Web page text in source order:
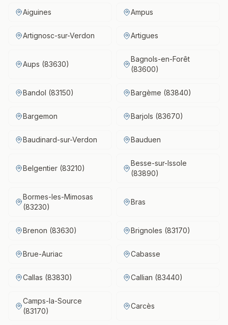
Aiguines Ampus
Artignosc-sur-Verdon Artigues
Aups (83630)
Bagnols-en-Forêt
(83600)
Bandol (83150) Bargème (83840)
Bargemon Barjols (83670)
Baudinard-sur-Verdon Bauduen
Belgentier (83210)
Besse-sur-Issole
(83890)
Bormes-les-Mimosas
(83230)
Bras
Brenon (83630) Brignoles (83170)
Brue-Auriac Cabasse
Callas (83830) Callian (83440)
Camps-la-Source
(83170)
Carcès